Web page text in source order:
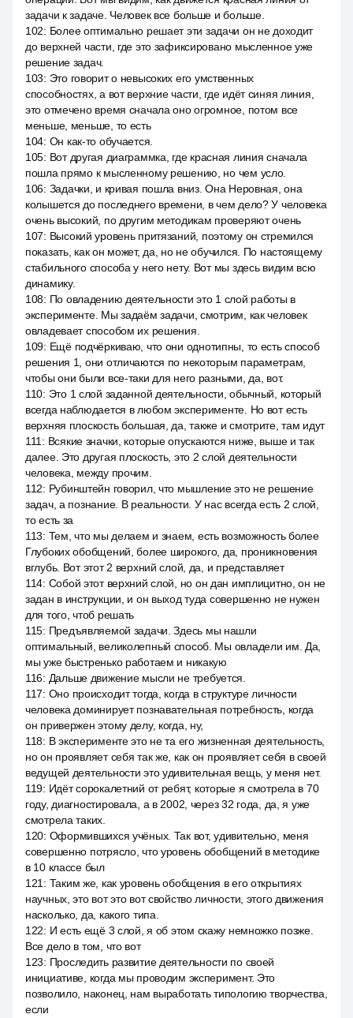
задачи к задаче. Человек все больше и больше.
102: Более оптимально решает эти задачи он не доходит
до верхней части, где это зафиксировано мысленное уже
решение задач.
103: Это говорит о невысоких его умственных
способностях, а вот верхние части, где идёт синяя линия,
это отмечено время сначала оно огромное, потом все
меньше, меньше, то есть
104: Он как-то обучается.
105: Вот другая диаграммка, где красная линия сначала
пошла прямо к мысленному решению, но чем усло.
106: Задачки, и кривая пошла вниз. Она Неровная, она
колышется до последнего времени, в чем дело? У человека
очень высокий, по другим методикам проверяют очень
107: Высокий уровень притязаний, поэтому он стремился
показать, как он может, да, но не обучился. По настоящему
стабильного способа у него нету. Вот мы здесь видим всю
динамику.
108: По овладению деятельности это 1 слой работы в
эксперименте. Мы задаём задачи, смотрим, как человек
овладевает способом их решения.
109: Ещё подчёркиваю, что они однотипны, то есть способ
решения 1, они отличаются по некоторым параметрам,
чтобы они были все-таки для него разными, да, вот.
110: Это 1 слой заданной деятельности, обычный, который
всегда наблюдается в любом эксперименте. Но вот есть
верхняя плоскость большая, да, также и смотрите, там идут
111 : Всякие значки, которые опускаются ниже, выше и так
далее. Это другая плоскость, это 2 слой деятельности
человека, между прочим.
112: Рубинштейн говорил, что мышление это не решение
задач, а познание. В реальности. У нас всегда есть 2 слой,
то есть за
113: Тем, что мы делаем и знаем, есть возможность более
Глубоких обобщений, более широкого, да, проникновения
вглубь. Вот этот 2 верхний слой, да, и представляет
114: Собой этот верхний слой, но он дан имплицитно, он не
задан в инструкции, и он выход туда совершенно не нужен
для того, чтоб решать
115: Предъявляемой задачи. Здесь мы нашли
оптимальный, великолепный способ. Мы овладели им. Да,
мы уже быстренько работаем и никакую
116: Дальше движение мысли не требуется.
117: Оно происходит тогда, когда в структуре личности
человека доминирует познавательная потребность, когда
он привержен этому делу, когда, ну,
118: В эксперименте это не та его жизненная деятельность,
но он проявляет себя так же, как он проявляет себя в своей
ведущей деятельности это удивительная вещь, у меня нет.
119: Идёт сорокалетний от ребят, которые я смотрела в 70
году, диагностировала, а в 2002, через 32 года, да, я уже
смотрела таких.
120: Оформившихся учёных. Так вот, удивительно, меня
совершенно потрясло, что уровень обобщений в методике
в 10 классе был
121 : Таким же, как уровень обобщения в его открытиях
научных, это вот это вот свойство личности, этого движения
насколько, да, какого типа.
122: И есть ещё 3 слой, я об этом скажу немножко позже.
Все дело в том, что вот
123: Проследить развитие деятельности по своей
инициативе, когда мы проводим эксперимент. Это
позволило, наконец, нам выработать типологию творчества,
если